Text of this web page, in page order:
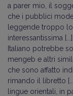
a parer mio, il
che i pubblici
leggende troppo
interessantissima
Italiano potrebbe
mengeb e altri
che sono affatto
rimando il libretto
lingue orientali, in